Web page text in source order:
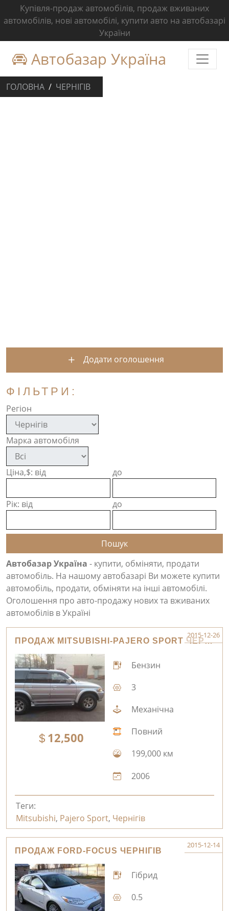
Купівля-продаж автомобілів, продаж вживаних
автомобілів, нові автомобілі, купити авто на автобазарі
України
Автобазар Україна
ГОЛОВНА ЧЕРНІГІВ
Додати оголошення
ФІЛЬТРИ:
Регіон
Марка автомобіля
Ціна,$: від до
Рік: від до
Автобазар Україна - купити, обміняти, продати
автомобіль. На нашому автобазарі Ви можете купити
автомобіль, продати, обміняти на інші автомобілі.
Оголошення про авто-продажу нових та вживаних
автомобілів в Україні
ПРОДАЖ MITSUBISHI-PAJERO SPORT ЧЕРНІГІВ
2015-12-26
12,500
Бензин
3
Механічна
Повний
199,000 км
2006
Теги:
Mitsubishi, Pajero Sport, Чернігів
ПРОДАЖ FORD-FOCUS ЧЕРНІГІВ
2015-12-14
Гібрид
0.5